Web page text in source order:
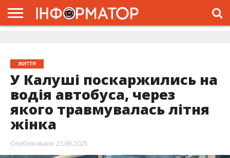
ЖИТТЯ
У Калуші поскаржились на
водія автобуса, через
якого травмувалась літня
жінка
Опубліковано 23.06.2025